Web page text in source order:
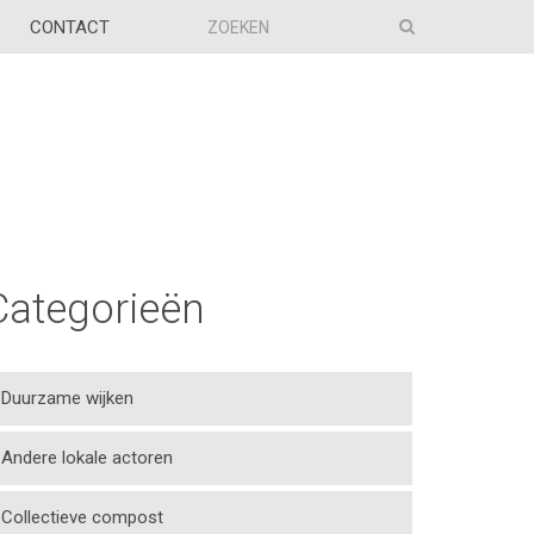
CONTACT
Duurzame wijken
Andere lokale actoren
Collectieve compost